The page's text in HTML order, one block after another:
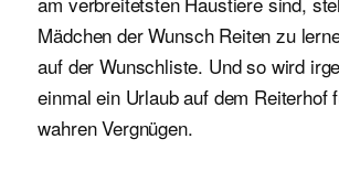
Mädchen der Wunsch Reiten zu
auf der Wunschliste. Und so wird
einmal ein Urlaub auf dem Reiterhof
wahren Vergnügen.